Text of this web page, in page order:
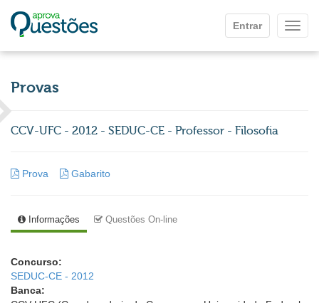
Entrar
Provas
CCV-UFC - 2012 - SEDUC-CE - Professor - Filosofia
Prova Gabarito
Informações Questões On-line
Concurso:
SEDUC-CE - 2012
Banca: